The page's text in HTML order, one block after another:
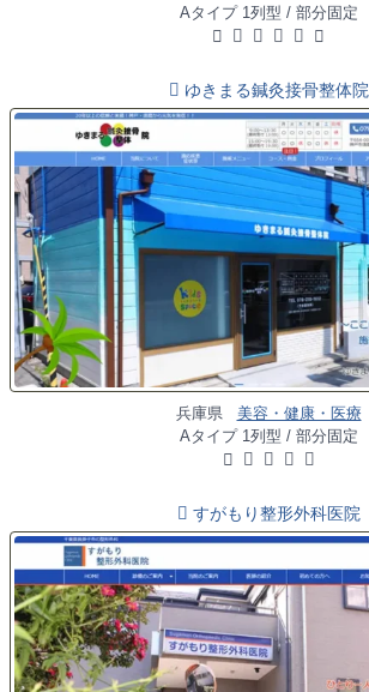
Aタイプ 1列型 / 部分固定
ゆきまる鍼灸接骨整体院
兵庫県
美容・健康・医療
Aタイプ 1列型 / 部分固定
すがもり整形外科医院